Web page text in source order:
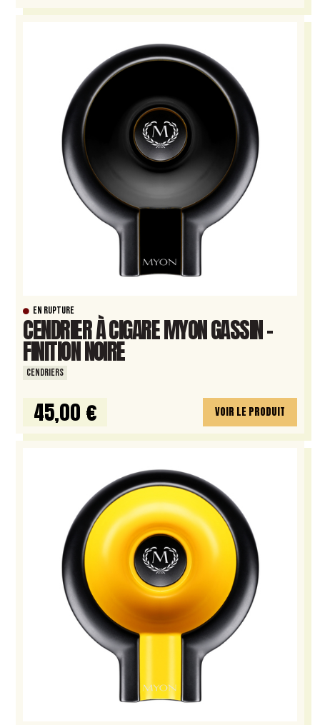
EN RUPTURE
CENDRIER À CIGARE MYON GASSIN –
FINITION NOIRE
CENDRIERS
45,00 € VOIR LE PRODUIT